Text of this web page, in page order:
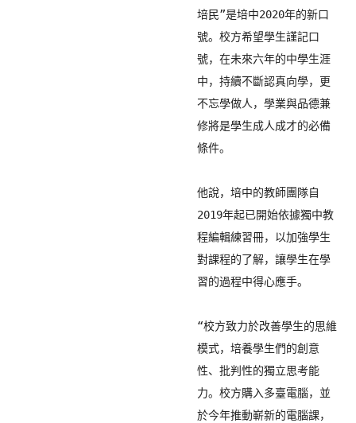
培民”是培中2020年的新口
號。校方希望學生謹記口
號， 在未來六年的中學生涯
中，持續不斷認真向學，更
不忘學做人， 學業與品德兼
修將是學生成人成才的必備
條件。
他說， 培中的教師團隊自
2019年起已開始依據獨中教
程編輯練習冊， 以加強學生
對課程的了解，讓學生在學
習的過程中得心應手。
“校方致力於改善學生的思維
模式，培養學生們的創意
性、 批判性的獨立思考能
力。校方購入多臺電腦， 並
於今年推動嶄新的電腦課，